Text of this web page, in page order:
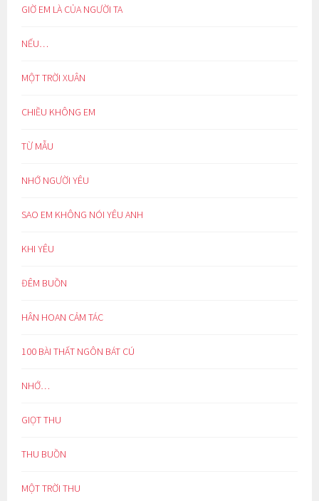
GIỜ EM LÀ CỦA NGƯỜI TA
NẾU…
MỘT TRỜI XUÂN
CHIỀU KHÔNG EM
TỪ MẪU
NHỚ NGƯỜI YÊU
SAO EM KHÔNG NÓI YÊU ANH
KHI YÊU
ĐÊM BUỒN
HÂN HOAN CẢM TÁC
100 BÀI THẤT NGÔN BÁT CÚ
NHỚ…
GIỌT THU
THU BUỒN
MỘT TRỜI THU